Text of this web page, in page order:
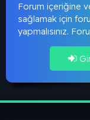
Forum içeriğine
sağlamak için
yapmalısınız.